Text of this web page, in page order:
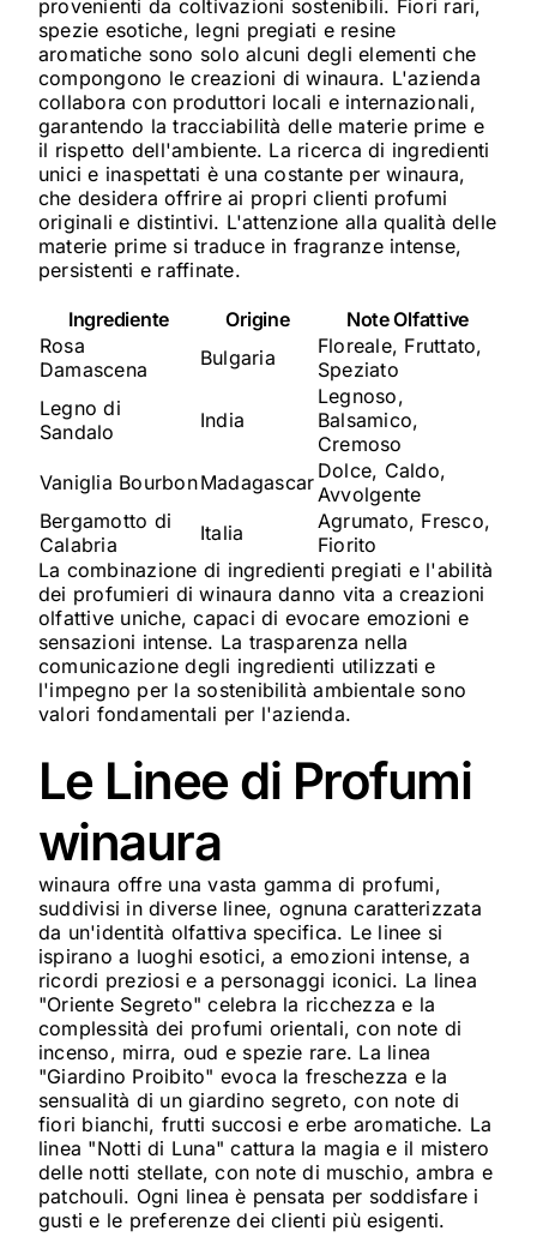
provenienti da coltivazioni sostenibili. Fiori rari,
spezie esotiche, legni pregiati e resine
aromatiche sono solo alcuni degli elementi che
compongono le creazioni di winaura. L'azienda
collabora con produttori locali e internazionali,
garantendo la tracciabilità delle materie prime e
il rispetto dell'ambiente. La ricerca di ingredienti
unici e inaspettati è una costante per winaura,
che desidera offrire ai propri clienti profumi
originali e distintivi. L'attenzione alla qualità delle
materie prime si traduce in fragranze intense,
persistenti e raffinate.
Ingrediente Origine
Note Olfattive
Rosa
Damascena
Bulgaria
Floreale, Fruttato,
Speziato
Legno di
Sandalo
India
Legnoso,
Balsamico,
Cremoso
Vaniglia BourbonMadagascar Dolce, Caldo,
Avvolgente
Bergamotto di
Calabria
Italia
Agrumato, Fresco,
Fiorito
La combinazione di ingredienti pregiati e l'abilità
dei profumieri di winaura danno vita a creazioni
olfattive uniche, capaci di evocare emozioni e
sensazioni intense. La trasparenza nella
comunicazione degli ingredienti utilizzati e
l'impegno per la sostenibilità ambientale sono
valori fondamentali per l'azienda.
Le Linee di Profumi
winaura
winaura offre una vasta gamma di profumi,
suddivisi in diverse linee, ognuna caratterizzata
da un'identità olfattiva specifica. Le linee si
ispirano a luoghi esotici, a emozioni intense, a
ricordi preziosi e a personaggi iconici. La linea
"Oriente Segreto" celebra la ricchezza e la
complessità dei profumi orientali, con note di
incenso, mirra, oud e spezie rare. La linea
"Giardino Proibito" evoca la freschezza e la
sensualità di un giardino segreto, con note di
fiori bianchi, frutti succosi e erbe aromatiche. La
linea "Notti di Luna" cattura la magia e il mistero
delle notti stellate, con note di muschio, ambra e
patchouli. Ogni linea è pensata per soddisfare i
gusti e le preferenze dei clienti più esigenti.